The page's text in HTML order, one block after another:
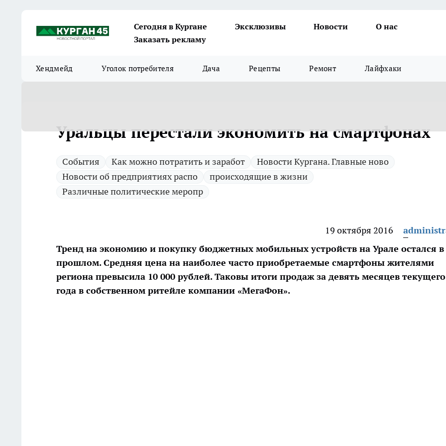
Сегодня в Кургане Эксклюзивы Новости
О нас
Заказать рекламу
Хендмейд Уголок потребителя Дача Рецепты Ремонт Лайфхаки
Уральцы перестали экономить на смартфонах
Cобытия Как можно потратить и заработ
Новости Кургана. Главные ново
Новости об предприятиях распо
происходящие в жизни
Различные политические меропр
19 октября 2016
Тренд на экономию и покупку бюджетных мобильных устройств на Урале остался в
прошлом. Средняя цена на наиболее часто приобретаемые смартфоны жителями
региона превысила 10 000 рублей.Таковы итоги продаж за девять месяцев текущего
года в собственном ритейле компании «МегаФон».